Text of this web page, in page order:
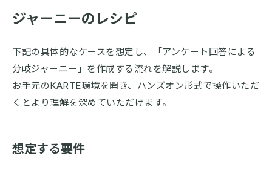
ジャーニーのレシピ
下記の具体的なケースを想定し、「アンケート回答による
分岐ジャーニー」を作成する流れを解説します。
お手元のKARTE環境を開き、ハンズオン形式で操作いただ
くとより理解を深めていただけます。
想定する要件